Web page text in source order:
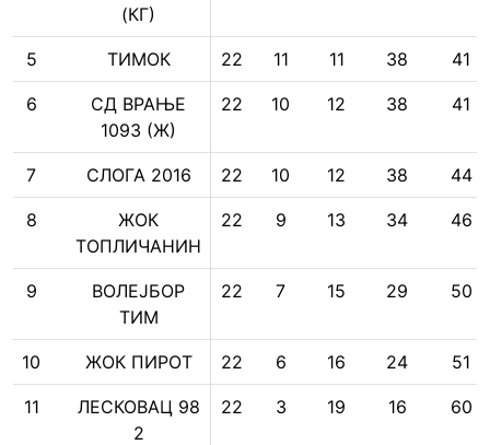
(КГ)
5 ТИМОК 22 11 11 38 41
6
СД ВРАЊЕ
1093 (Ж)
22 10 12 38 41
7 СЛОГА 2016 22 10 12 38 44
8
ЖОК
ТОПЛИЧАНИН
22 9 13 34 46
9
ВОЛЕЈБОР
ТИМ
22 7 15 29 50
10 ЖОК ПИРОТ 22 6 16 24 51
11
ЛЕСКОВАЦ 98
2
22 3 19 16 60